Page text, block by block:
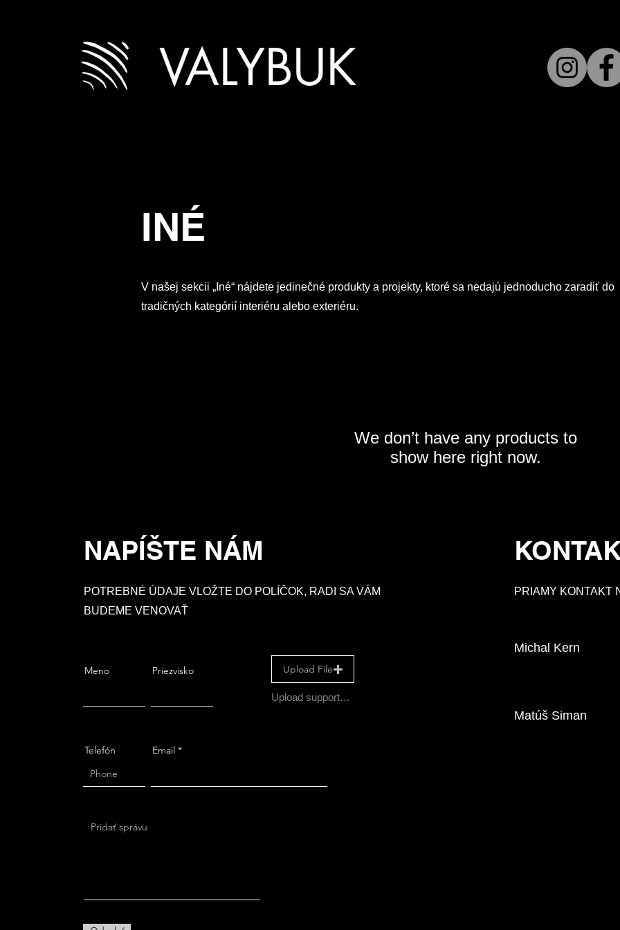
VALYBUK
INÉ
V našej sekcii „Iné“ nájdete jedinečné produkty a projekty, ktoré sa nedajú jednoducho zaradiť do
tradičných kategórií interiéru alebo exteriéru.
We don’t have any products to
show here right now.
NAPÍŠTE NÁM
POTREBNÉ ÚDAJE VLOŽTE DO POLÍČOK, RADI SA VÁM
BUDEME VENOVAŤ
Meno Priezvisko Upload File
Upload supported file (Max 15MB)
Telefón Email
PRIAMY KONTAKT
Michal Kern
Matúš Siman